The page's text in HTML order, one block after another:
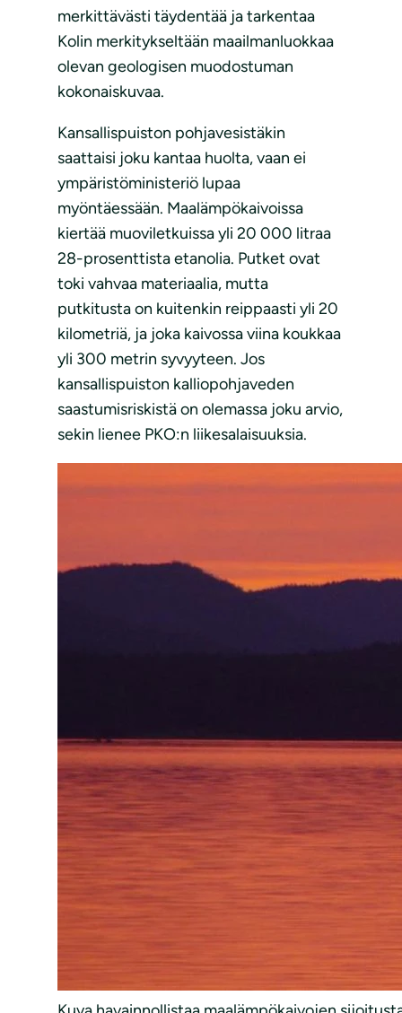
merkittävästi täydentää ja tarkentaa
Kolin merkitykseltään maailmanluokkaa
olevan geologisen muodostuman
kokonaiskuvaa.
Kansallispuiston pohjavesistäkin
saattaisi joku kantaa huolta, vaan ei
ympäristöministeriö lupaa
myöntäessään. Maalämpökaivoissa
kiertää muoviletkuissa yli 20 000 litraa
28-prosenttista etanolia. Putket ovat
toki vahvaa materiaalia, mutta
putkitusta on kuitenkin reippaasti yli 20
kilometriä, ja joka kaivossa viina koukkaa
yli 300 metrin syvyyteen. Jos
kansallispuiston kalliopohjaveden
saastumisriskistä on olemassa joku arvio,
sekin lienee PKO:n liikesalaisuuksia.